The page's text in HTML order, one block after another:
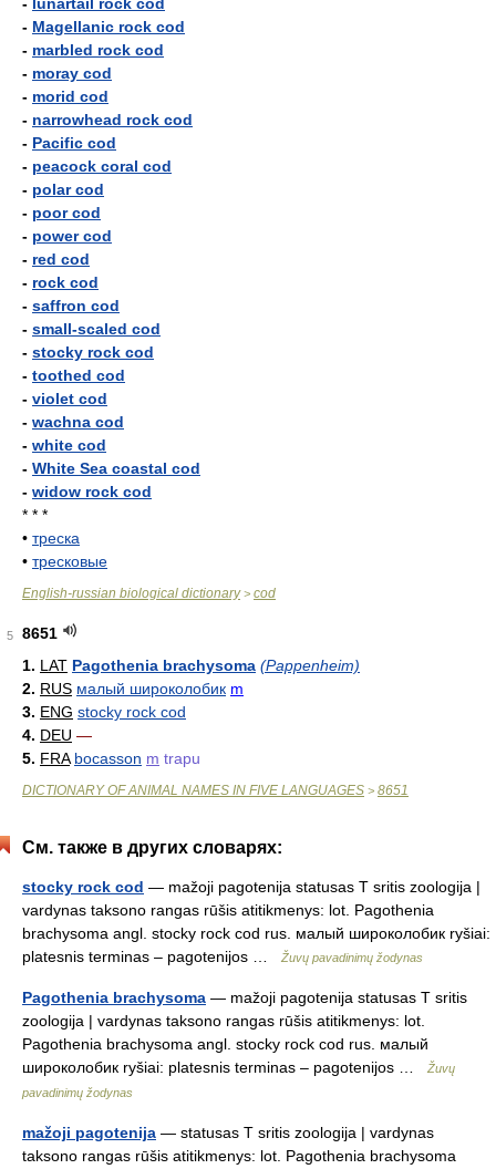
- Magellanic rock cod
- marbled rock cod
- moray cod
- morid cod
- narrowhead rock cod
- Pacific cod
- peacock coral cod
- polar cod
- poor cod
- power cod
- red cod
- rock cod
- saffron cod
- small-scaled cod
- stocky rock cod
- toothed cod
- violet cod
- wachna cod
- white cod
- White Sea coastal cod
- widow rock cod
* * *
• треска
• тресковые
English-russian biological dictionary> cod
5
8651
1. LAT Pagothenia brachysoma (Pappenheim)
2. RUS малый широколобик m
3. ENG stocky rock cod
4. DEU —
5. FRA bocasson m trapu
DICTIONARY OF ANIMAL NAMES IN FIVE LANGUAGES > 8651
См. также в других словарях:
stocky rock cod — mažoji pagotenija statusas T sritis zoologija |
vardynas taksono rangas rūšis atitikmenys: lot. Pagothenia
brachysoma angl. stocky rock cod rus. малый широколобик ryšiai:
platesnis terminas – pagotenijos …
Žuvų pavadinimų žodynas
Pagothenia brachysoma — mažoji pagotenija statusas T sritis
zoologija | vardynas taksono rangas rūšis atitikmenys: lot.
Pagothenia brachysoma angl. stocky rock cod rus. малый
широколобик ryšiai: platesnis terminas – pagotenijos …
Žuvų
pavadinimų žodynas
mažoji pagotenija — statusas T sritis zoologija | vardynas
taksono rangas rūšis atitikmenys: lot. Pagothenia brachysoma